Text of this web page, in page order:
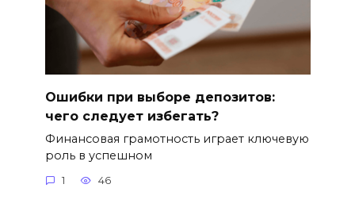
Ошибки при выборе депозитов:
чего следует избегать?
Финансовая грамотность играет ключевую
роль в успешном
1 46